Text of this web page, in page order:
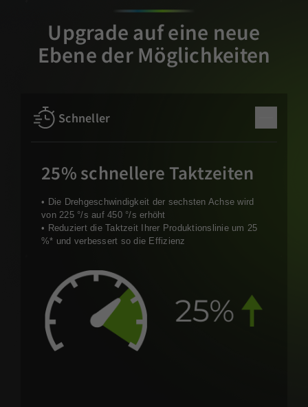
Upgrade auf eine neue
Ebene der Möglichkeiten
Schneller
25% schnellere Taktzeiten
• Die Drehgeschwindigkeit der sechsten Achse wird
von 225 °/s auf 450 °/s erhöht
• Reduziert die Taktzeit Ihrer Produktionslinie um 25
%* und verbessert so die Effizienz